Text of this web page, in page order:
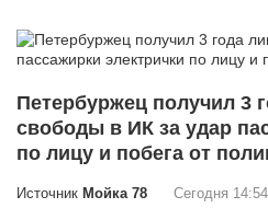
Петербуржец получил 3
свободы в ИК за удар
по лицу и побега от
Источник Мойка 78 Сегодня 14:54